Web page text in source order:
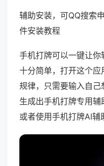
辅助安装，可QQ搜索
件安装教程
手机打牌可以一键让你
十分简单，打开这个
规律，只需要输入自
生成出手机打牌专用
或者使用手机打牌AI辅